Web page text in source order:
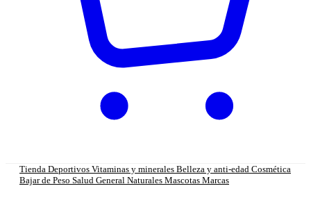
Tienda Deportivos Vitaminas y minerales Belleza y anti-edad Cosmética
Bajar de Peso Salud General Naturales Mascotas Marcas